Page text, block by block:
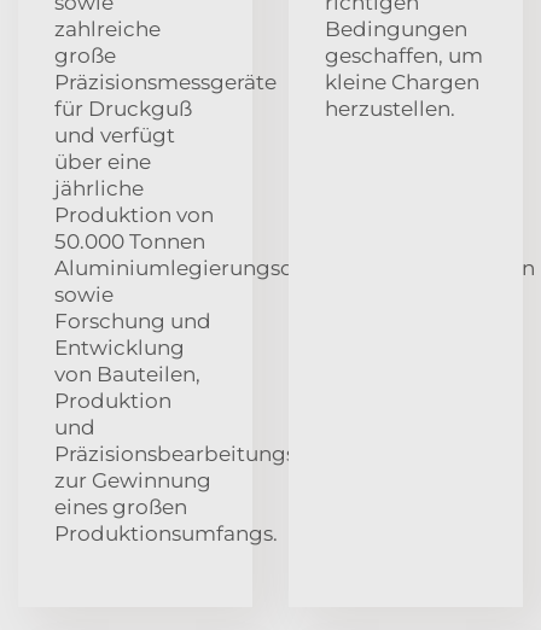
zahlreiche
große
Präzisionsmessgeräte
für Druckguß
und verfügt
über eine
jährliche
Produktion von
50.000 Tonnen
Aluminiumlegierungsdruckgusskomponenten
sowie
Forschung und
Entwicklung
von Bauteilen,
Produktion
und
Präzisionsbearbeitungsfähigkeiten
zur Gewinnung
eines großen
Produktionsumfangs.
Bedingungen
geschaffen, um
kleine Chargen
herzustellen.